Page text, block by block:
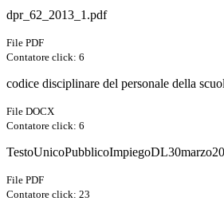
dpr_62_2013_1.pdf
File PDF
Contatore click: 6
codice disciplinare del personale della
File DOCX
Contatore click: 6
File PDF
Contatore click: 23